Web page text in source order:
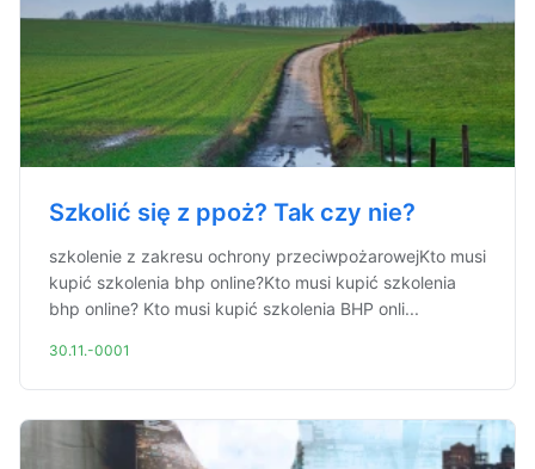
Szkolić się z ppoż? Tak czy nie?
szkolenie z zakresu ochrony przeciwpożarowejKto musi
kupić szkolenia bhp online?Kto musi kupić szkolenia
bhp online? Kto musi kupić szkolenia BHP onli...
30.11.-0001